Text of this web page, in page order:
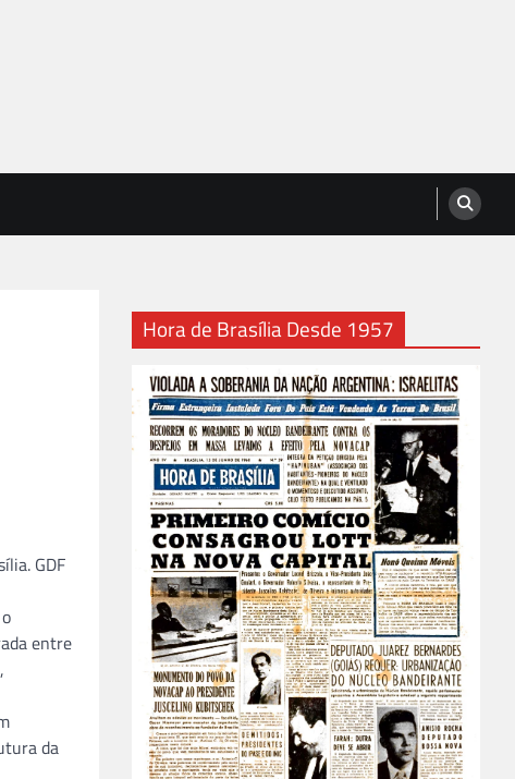
GDF
entre
da
Hora de Brasília Desde 1957